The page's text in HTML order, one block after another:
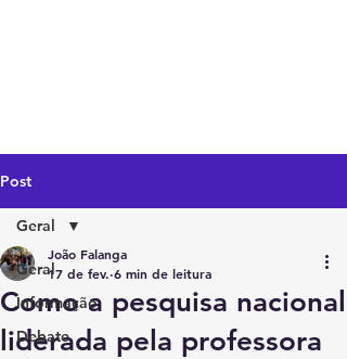
Post
Geral
Informação
Debate
Geral
Como a pesquisa nacional
liderada pela professora
João Falanga
17 de fev. 6 min de leitura